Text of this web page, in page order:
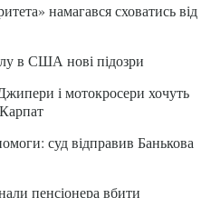
намагався сховатись від
в США нові підозри
і мотокросери хочуть
суд відправив Банькова
пенсіонера вбити